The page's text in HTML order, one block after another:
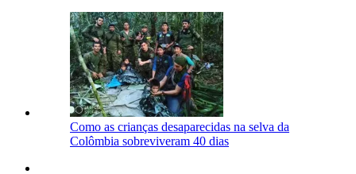
Como as crianças desaparecidas na selva da
Colômbia sobreviveram 40 dias